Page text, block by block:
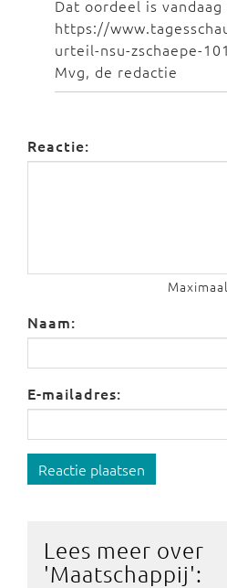
Dat oordeel is
https://
urteil-nsu-zschaepe-
Mvg, de redactie
Reactie:
Naam:
E-mailadres:
Reactie plaatsen
Lees meer over
'Maatschappij':